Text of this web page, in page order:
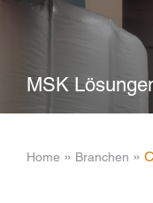
MSK
Home ­ » ­ Branchen ­ » ­